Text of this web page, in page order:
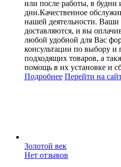
или после работы, в будни
дни.Качественное
нашей деятельности. Ваши
доставляются, и вы
любой удобной для Вас
консультации по выбору и
подходящих товаров, а
помощь в их установке и
Подробнее Перейти на
Золотой век
Нет отзывов